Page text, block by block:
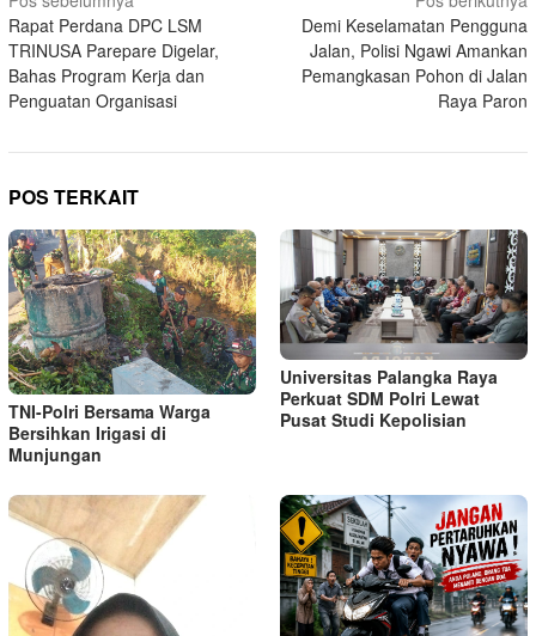
pos
Rapat Perdana DPC LSM
TRINUSA Parepare Digelar,
Bahas Program Kerja dan
Penguatan Organisasi
Demi Keselamatan Pengguna
Jalan, Polisi Ngawi Amankan
Pemangkasan Pohon di Jalan
Raya Paron
POS TERKAIT
TNI-Polri Bersama Warga
Bersihkan Irigasi di
Munjungan
Universitas Palangka Raya
Perkuat SDM Polri Lewat
Pusat Studi Kepolisian